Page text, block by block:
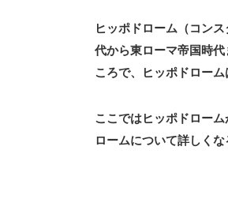
ヒッポドローム（コン
代から東ローマ帝国時
ころで、ヒッポドロー
ここではヒッポドロー
ロームについて詳しく